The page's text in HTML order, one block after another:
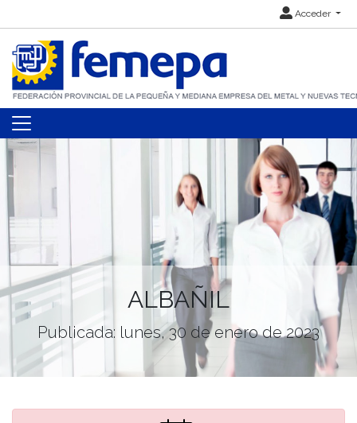
Acceder
ALBAÑIL
Publicada: lunes, 30 de enero de 2023